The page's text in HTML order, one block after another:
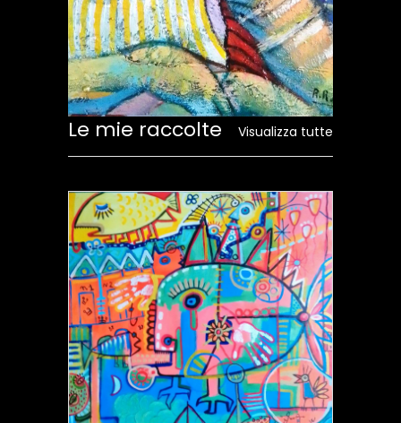
Visualizza tutte
Le mie raccolte